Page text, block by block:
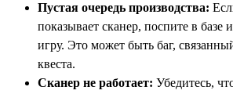
Пустая очередь производства:
показывает сканер, поспите в базе
игру. Это может быть баг,
квеста.
Сканер не работает: Убедитесь,